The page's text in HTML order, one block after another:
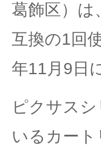
葛飾区）は
互換の1回
年11月9日
ピクサス
いるカー